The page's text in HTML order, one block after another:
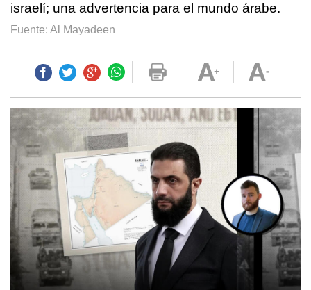
israelí; una advertencia para el mundo árabe.
Fuente: Al Mayadeen